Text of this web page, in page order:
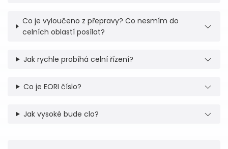
Co je vyloučeno z přepravy? Co nesmím do
celních oblastí posílat?
Jak rychle probíhá celní řízení?
Co je EORI číslo?
Jak vysoké bude clo?